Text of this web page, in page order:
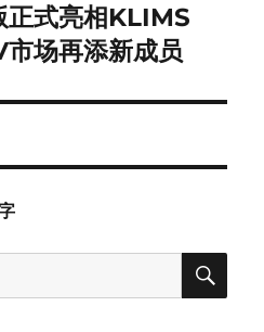
式亮相KLIMS
场再添新成员